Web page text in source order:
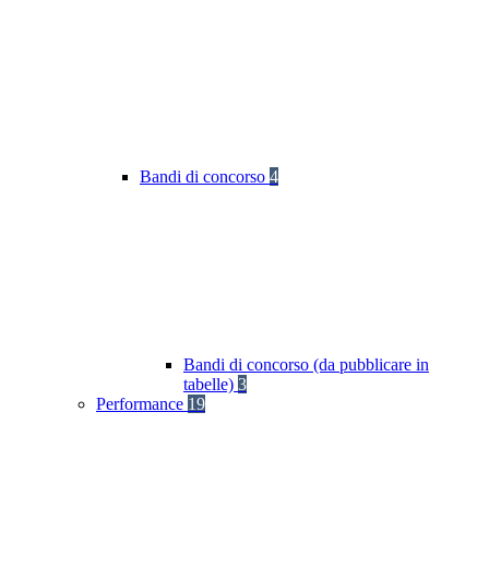
Bandi di concorso 4
Bandi di concorso (da pubblicare in
tabelle) 3
Performance 19